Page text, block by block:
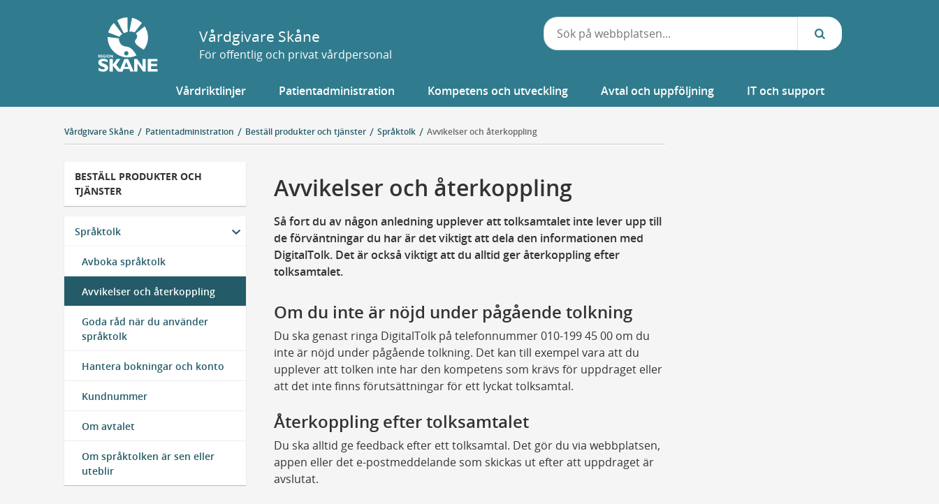
Vårdgivare Skåne
För offentlig och privat vårdpersonal
Vårdriktlinjer Patientadministration Kompetens och utveckling Avtal och uppföljning IT och support
Vårdgivare Skåne Patientadministration Beställ produkter och tjänster Språktolk Avvikelser och återkoppling
BESTÄLL PRODUKTER OCH
TJÄNSTER
Språktolk
Avboka språktolk
Avvikelser och återkoppling
Goda råd när du använder
språktolk
Hantera bokningar och konto
Kundnummer
Om avtalet
Om språktolken är sen eller
uteblir
Avvikelser och återkoppling
Så fort du av någon anledning upplever att tolksamtalet inte lever upp till
de förväntningar du har är det viktigt att dela den informationen med
DigitalTolk. Det är också viktigt att du alltid ger återkoppling efter
tolksamtalet.
Om du inte är nöjd under pågående tolkning
Du ska genast ringa DigitalTolk på telefonnummer 010-199 45 00 om du
inte är nöjd under pågående tolkning. Det kan till exempel vara att du
upplever att tolken inte har den kompetens som krävs för uppdraget eller
att det inte finns förutsättningar för ett lyckat tolksamtal.
Återkoppling efter tolksamtalet
Du ska alltid ge feedback efter ett tolksamtal. Det gör du via webbplatsen,
appen eller det e-postmeddelande som skickas ut efter att uppdraget är
avslutat.